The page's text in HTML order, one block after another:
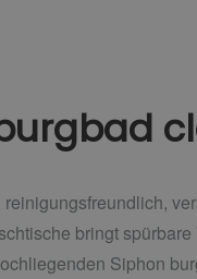
bringt
Siphon